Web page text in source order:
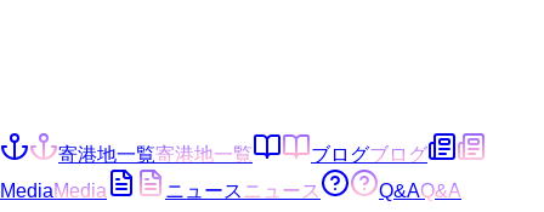
寄港地一覧寄港地一覧 ブログブログ
MediaMedia ニュース ニュース Q&AQ&A